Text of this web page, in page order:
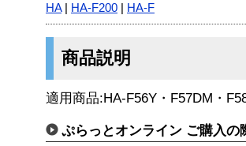
HA| HA-F200 HA-F
商品説明
適用商品:HA-F56Y・F57DM・
ぷらっとオンライン ご購入の